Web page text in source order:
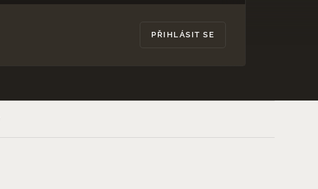
PŘIHLÁSIT SE